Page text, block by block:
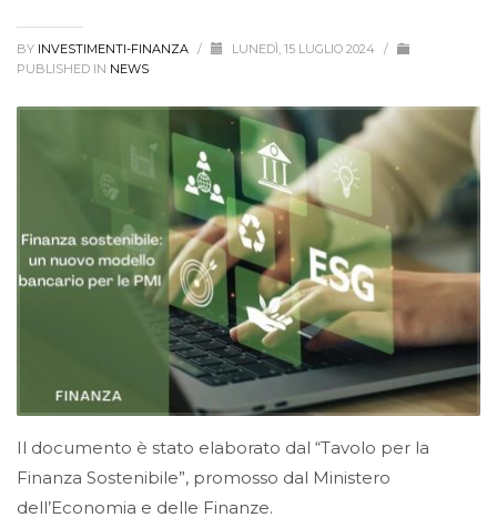
BY INVESTIMENTI-FINANZA / LUNEDÌ, 15 LUGLIO 2024 /
PUBLISHED IN NEWS
Il documento è stato elaborato dal “Tavolo per la
Finanza Sostenibile”, promosso dal Ministero
dell’Economia e delle Finanze.